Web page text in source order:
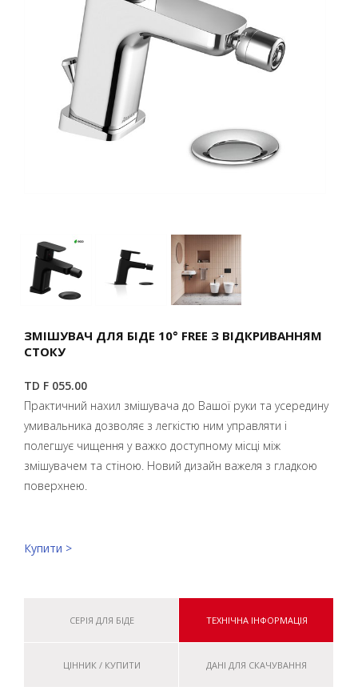
ЗМІШУВАЧ ДЛЯ БІДЕ 10° FREE З ВІДКРИВАННЯМ
СТОКУ
TD F 055.00
Практичний нахил змішувача до Вашої руки та усередину
умивальника дозволяє з легкістю ним управляти і
полегшує чищення у важко доступному місці між
змішувачем та стіною. Новий дизайн важеля з гладкою
поверхнею.
Купити >
СЕРІЯ ДЛЯ БІДЕ ТЕХНІЧНА ІНФОРМАЦІЯ
ЦІННИК / КУПИТИ ДАНІ ДЛЯ СКАЧУВАННЯ